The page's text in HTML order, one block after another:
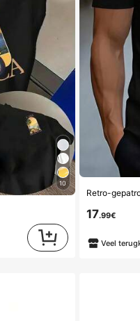
10
17.99€
Veel